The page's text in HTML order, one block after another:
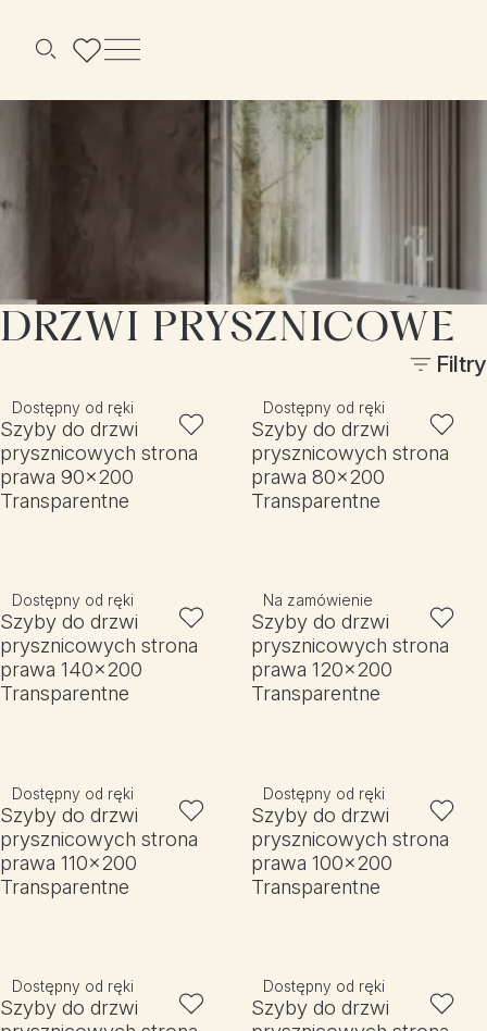
Szukaj Menu
DRZWI PRYSZNICOWE
Filtry
Dostępny od ręki
Szyby do drzwi
prysznicowych strona
prawa 90x200
Transparentne
Dostępny od ręki
Szyby do drzwi
prysznicowych strona
prawa 80x200
Transparentne
Dostępny od ręki
Szyby do drzwi
prysznicowych strona
prawa 140x200
Transparentne
Na zamówienie
Szyby do drzwi
prysznicowych strona
prawa 120x200
Transparentne
Dostępny od ręki
Szyby do drzwi
prysznicowych strona
prawa 110x200
Transparentne
Dostępny od ręki
Szyby do drzwi
prysznicowych strona
prawa 100x200
Transparentne
Dostępny od ręki
Szyby do drzwi
Dostępny od ręki
Szyby do drzwi